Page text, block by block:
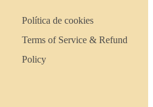
Política de cookies
Terms of Service & Refund
Policy